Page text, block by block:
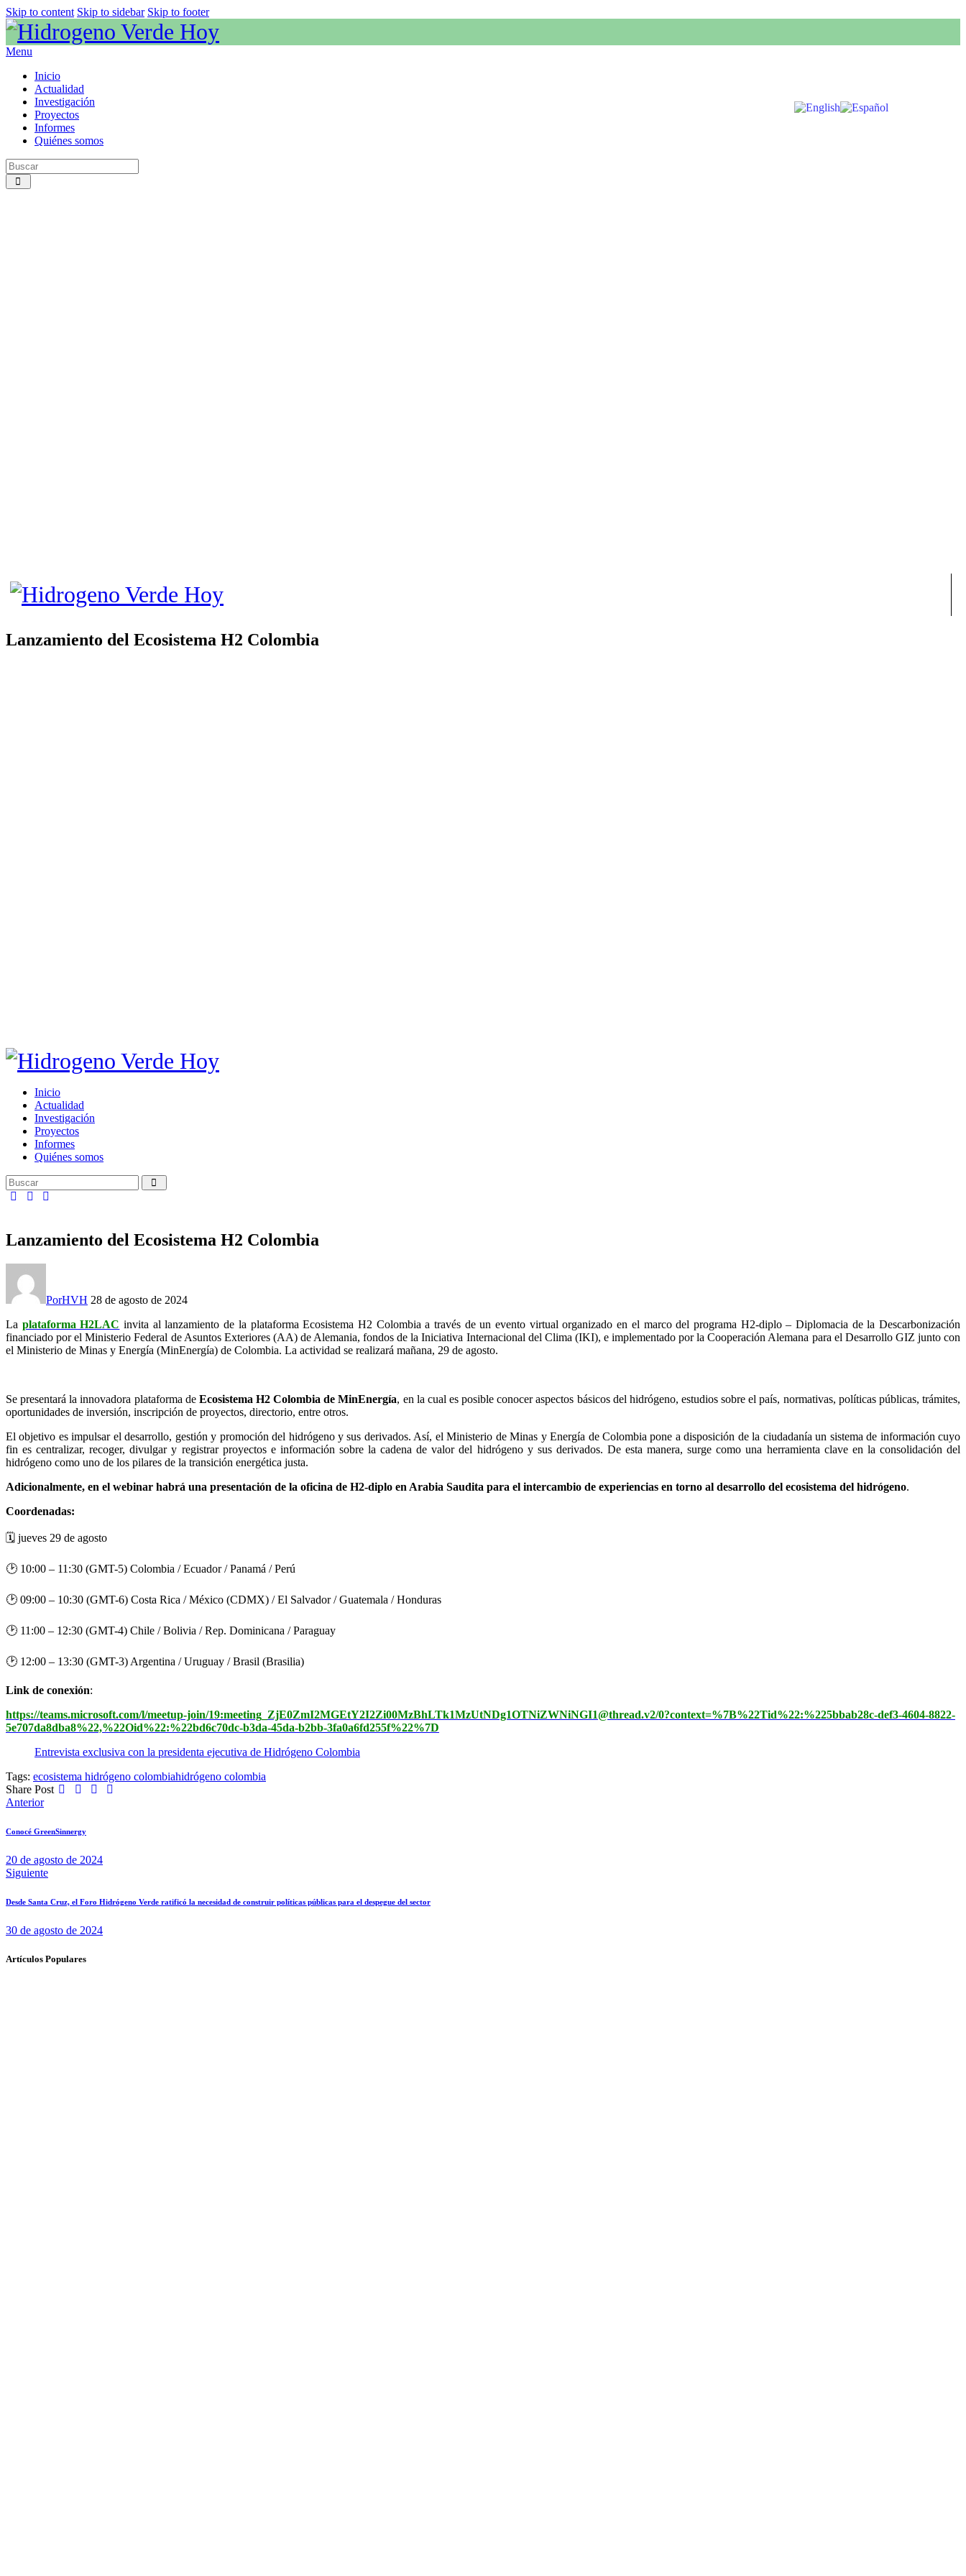
Skip to content Skip to sidebar Skip to footer
Menu
Inicio
Actualidad
Investigación
Proyectos
Informes
Quiénes somos
Lanzamiento del Ecosistema H2 Colombia
Inicio
Actualidad
Investigación
Proyectos
Informes
Quiénes somos
Lanzamiento del Ecosistema H2 Colombia
PorHVH 28 de agosto de 2024
La plataforma H2LAC invita al lanzamiento de la plataforma Ecosistema H2 Colombia a través de un evento virtual organizado en el marco del programa H2-diplo – Diplomacia de la Descarbonización
financiado por el Ministerio Federal de Asuntos Exteriores (AA) de Alemania,fondos de la Iniciativa Internacional del Clima (IKI), e implementado por la Cooperación Alemana para el Desarrollo GIZ junto con
el Ministerio de Minas y Energía (MinEnergía) de Colombia. La actividad se realizará mañana, 29 de agosto.
Se presentará la innovadora plataforma de Ecosistema H2 Colombia de MinEnergía, en la cual es posible conocer aspectos básicos del hidrógeno, estudios sobre el país, normativas, políticas públicas, trámites,
oportunidades de inversión, inscripción de proyectos, directorio, entre otros.
El objetivo es impulsar el desarrollo, gestión y promoción del hidrógeno y sus derivados. Así, el Ministerio de Minas y Energía de Colombia pone a disposición de la ciudadanía un sistema de información cuyo
fin es centralizar, recoger, divulgar y registrar proyectos e información sobre la cadena de valor del hidrógeno y sus derivados. De esta manera, surge como una herramienta clave en la consolidación del
hidrógeno como uno de los pilares de la transición energética justa.
Adicionalmente, en el webinar habrá una presentación de la oficina de H2-diplo en Arabia Saudita para el intercambio de experiencias en torno al desarrollo del ecosistema del hidrógeno.
Coordenadas:
🗓 jueves 29 de agosto
🕑 10:00 – 11:30 (GMT-5) Colombia / Ecuador / Panamá / Perú
🕑 09:00 – 10:30 (GMT-6) Costa Rica / México (CDMX) / El Salvador / Guatemala / Honduras
🕑 11:00 – 12:30 (GMT-4) Chile / Bolivia / Rep. Dominicana / Paraguay
🕑 12:00 – 13:30 (GMT-3) Argentina / Uruguay / Brasil (Brasilia)
Link de conexión:
https://teams.microsoft.com/l/meetup-join/19:meeting_ZjE0ZmI2MGEtY2I2Zi00MzBhLTk1MzUtNDg1OTNiZWNiNGI1@thread.v2/0?context=%7B%22Tid%22:%225bbab28c-def3-4604-8822-
5e707da8dba8%22,%22Oid%22:%22bd6c70dc-b3da-45da-b2bb-3fa0a6fd255f%22%7D
Entrevista exclusiva con la presidenta ejecutiva de Hidrógeno Colombia
Tags: ecosistema hidrógeno colombiahidrógeno colombia
Share Post
Navegación
de
Anterior
Conocé GreenSinnergy
20 de agosto de 2024
Siguiente
Desde Santa Cruz, el Foro Hidrógeno Verde ratificó la necesidad de construir políticas públicas para el despegue del sector
30 de agosto de 2024
Artículos Populares